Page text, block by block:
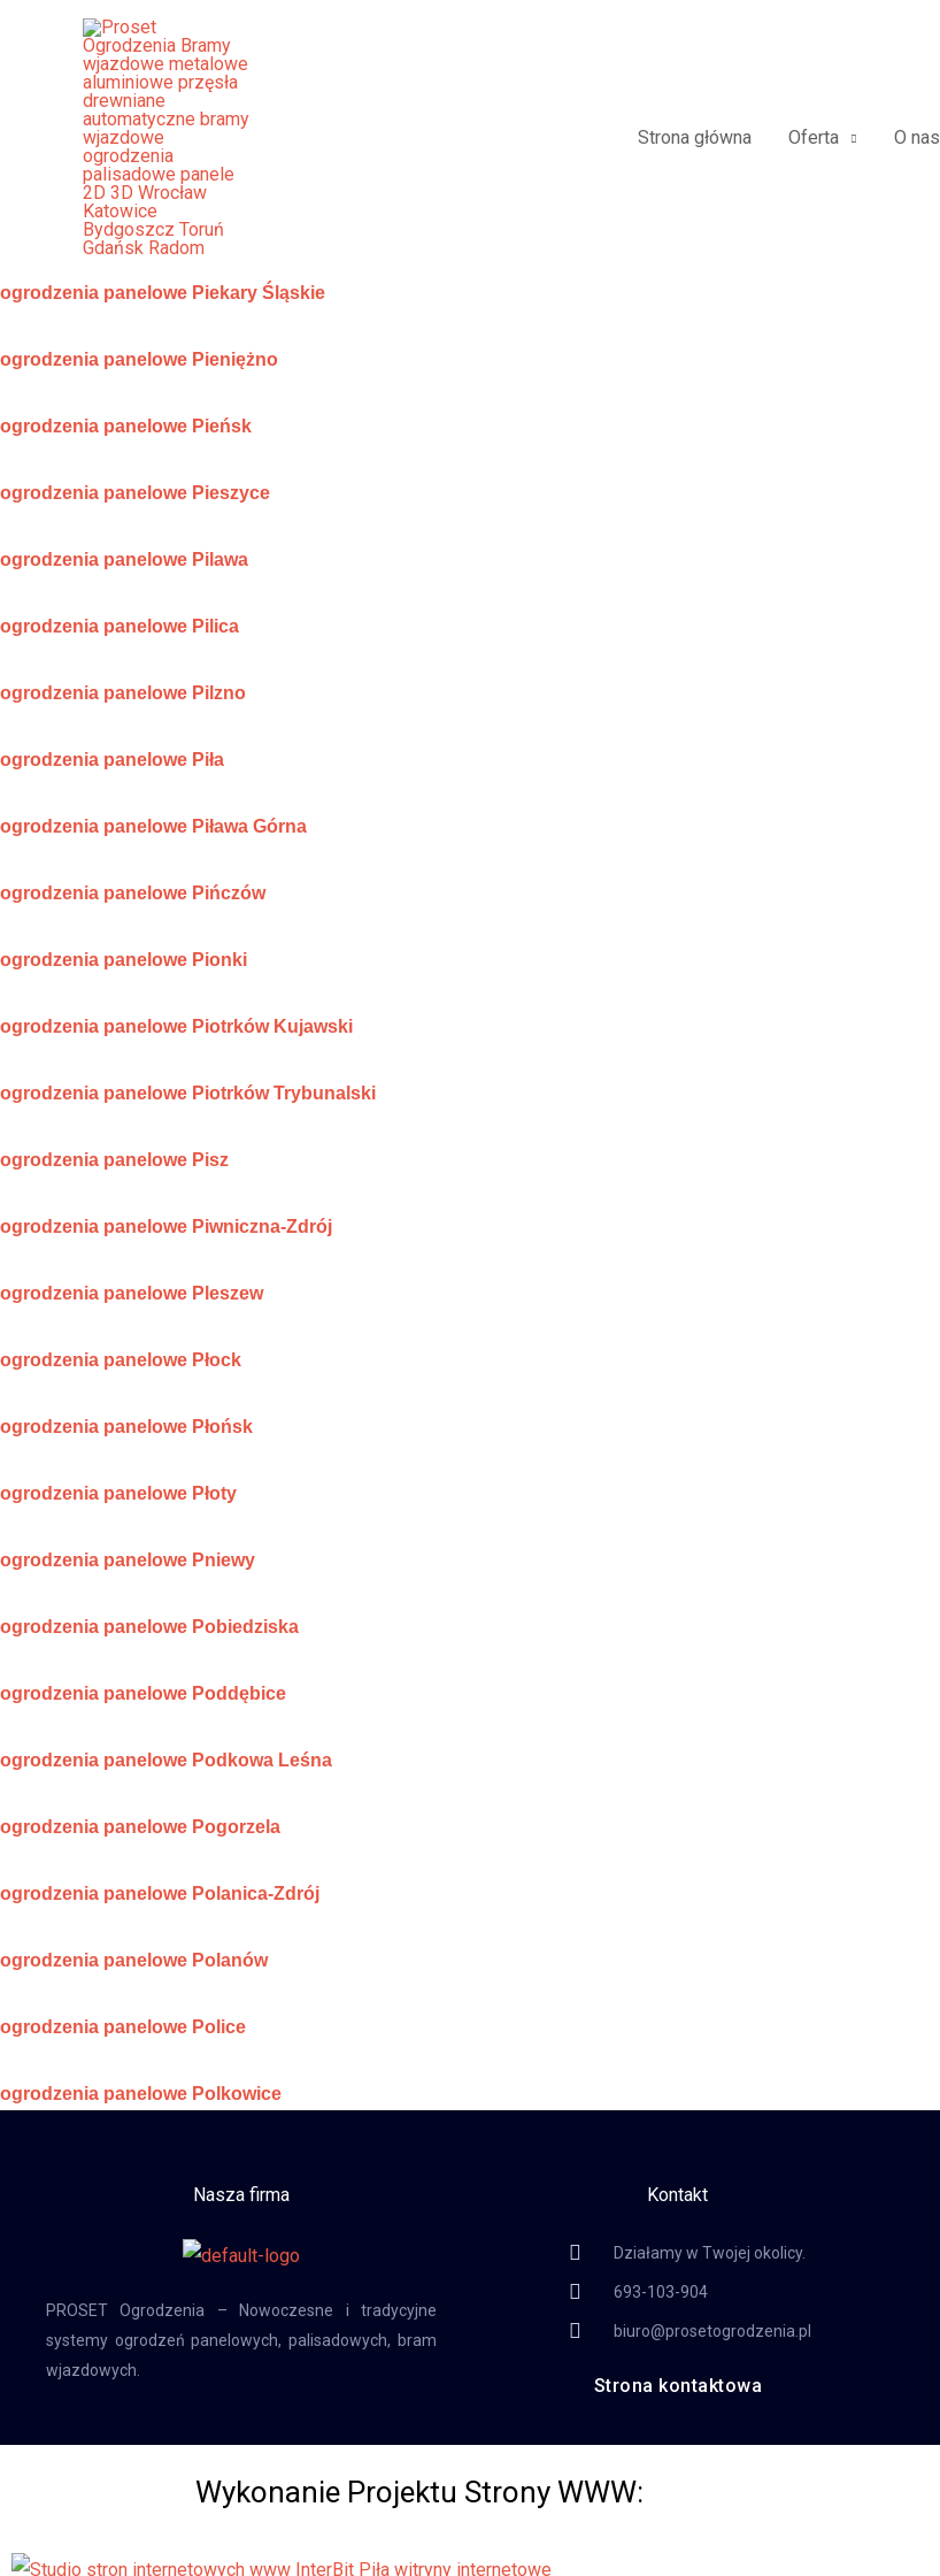
Strona główna Oferta O nas
Mapa Ogrodzenia Panelowe 19 Panele Ogrodzeniowe Płoty
ogrodzenia panelowe Piastów
ogrodzenia panelowe Piechowice
ogrodzenia panelowe Piekary Śląskie
ogrodzenia panelowe Pieniężno
ogrodzenia panelowe Pieńsk
ogrodzenia panelowe Pieszyce
ogrodzenia panelowe Pilawa
ogrodzenia panelowe Pilica
ogrodzenia panelowe Pilzno
ogrodzenia panelowe Piła
ogrodzenia panelowe Piława Górna
ogrodzenia panelowe Pińczów
ogrodzenia panelowe Pionki
ogrodzenia panelowe Piotrków Kujawski
ogrodzenia panelowe Piotrków Trybunalski
ogrodzenia panelowe Pisz
ogrodzenia panelowe Piwniczna-Zdrój
ogrodzenia panelowe Pleszew
ogrodzenia panelowe Płock
ogrodzenia panelowe Płońsk
ogrodzenia panelowe Płoty
ogrodzenia panelowe Pniewy
ogrodzenia panelowe Pobiedziska
ogrodzenia panelowe Poddębice
ogrodzenia panelowe Podkowa Leśna
ogrodzenia panelowe Pogorzela
ogrodzenia panelowe Polanica-Zdrój
ogrodzenia panelowe Polanów
ogrodzenia panelowe Police
ogrodzenia panelowe Polkowice
Nasza firma
PROSET Ogrodzenia – Nowoczesne i tradycyjne
systemy ogrodzeń panelowych, palisadowych, bram
wjazdowych.
Kontakt
Działamy w Twojej okolicy.
693-103-904
biuro@prosetogrodzenia.pl
Strona kontaktowa
Wykonanie Projektu Strony WWW: